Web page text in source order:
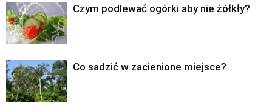
Czym podlewać ogórki aby nie żółkły?
Co sadzić w zacienione miejsce?